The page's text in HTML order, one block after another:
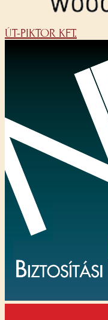
ÚT-PIKTOR KFT.